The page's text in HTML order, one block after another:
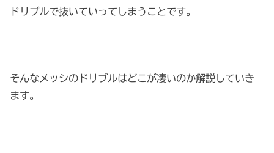
ドリブルで抜いていってしまうことです。
そんなメッシのドリブルはどこが凄いのか解説していき
ます。